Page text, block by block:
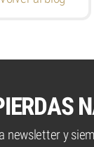
newsletter y